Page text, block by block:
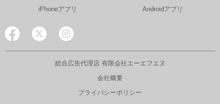
iPhoneアプリ Androidアプリ
総合広告代理店 有限会社エーエフエヌ
会社概要
プライバシーポリシー